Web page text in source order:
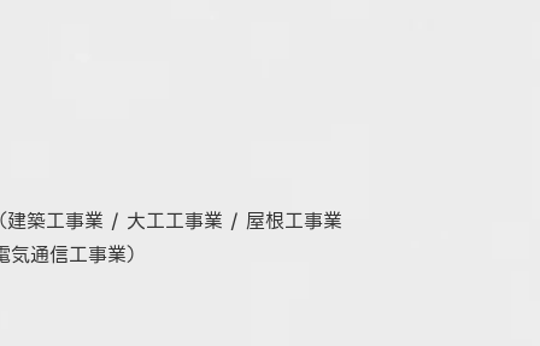
築工事業 / 大工工事業 / 屋根工事業
通信工事業）